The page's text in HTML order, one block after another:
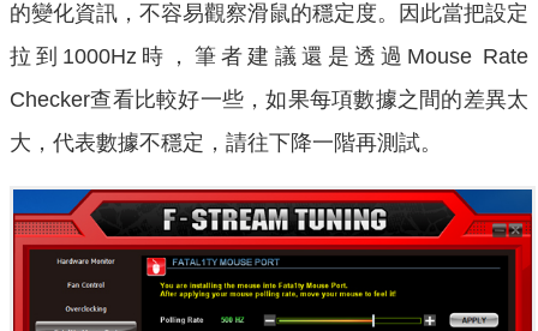
的變化資訊，不容易觀察滑鼠的穩定度。因此當把設定
拉到1000Hz時，筆者建議還是透過Mouse Rate
Checker查看比較好一些，如果每項數據之間的差異太
大，代表數據不穩定，請往下降一階再測試。